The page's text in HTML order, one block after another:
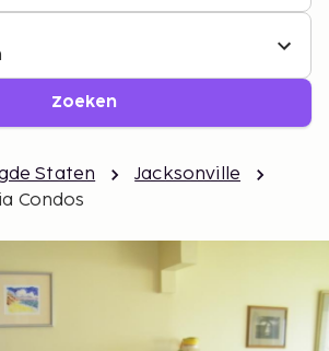
Zoeken
Staten
Jacksonville
Condos